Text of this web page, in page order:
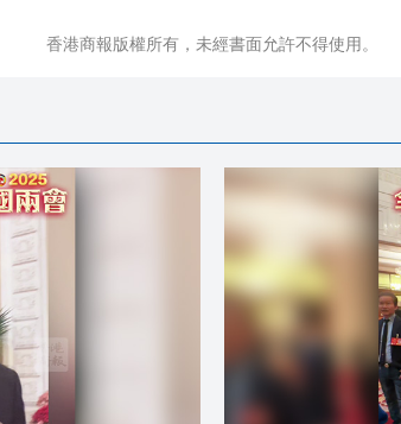
香港商報版權所有，未經書面允許不得使用。